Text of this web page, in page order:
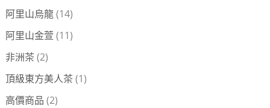
阿里山烏龍(14)
阿里山金萱 (11)
非洲茶 (2)
頂級東方美人茶 (1)
高價商品 (2)